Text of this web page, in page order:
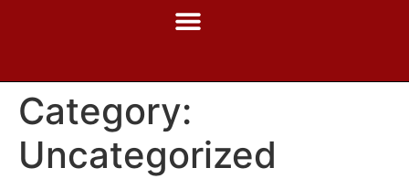
Category:
Uncategorized